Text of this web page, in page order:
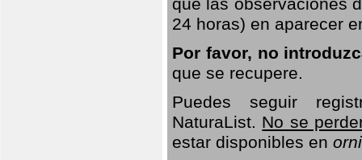
24 horas) en aparecer
Por favor, no
que se recupere.
Puedes seguir
NaturaList. No se
estar disponibles en